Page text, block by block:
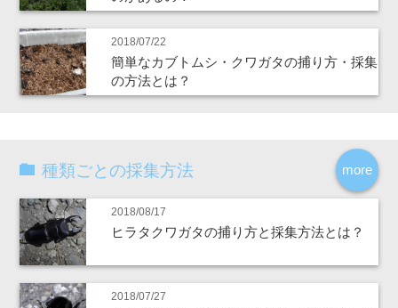
2018/07/22
簡単なカブトムシ・クワガタの捕り方・採集
の方法とは？
more
種類ごとの採集方法
2018/08/17
ヒラタクワガタの捕り方と採集方法とは？
2018/07/27